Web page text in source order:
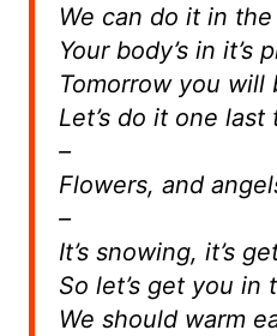
We can do it in
Your body’s in it’s
Tomorrow you will
Let’s do it one last
–
Flowers, and
–
It’s snowing, it’s
So let’s get you in
We should warm